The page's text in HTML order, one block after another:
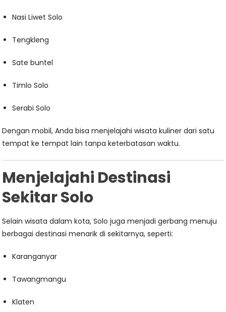
Nasi Liwet Solo
Tengkleng
Sate buntel
Timlo Solo
Serabi Solo
Dengan mobil, Anda bisa menjelajahi wisata kuliner dari satu
tempat ke tempat lain tanpa keterbatasan waktu.
Menjelajahi Destinasi
Sekitar Solo
Selain wisata dalam kota, Solo juga menjadi gerbang menuju
berbagai destinasi menarik di sekitarnya, seperti:
Karanganyar
Tawangmangu
Klaten